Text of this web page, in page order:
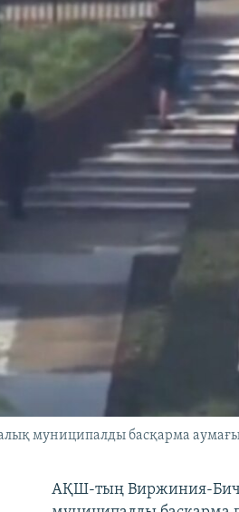
муниципалды басқарма
АҚШ-тың Виржиния-Бич